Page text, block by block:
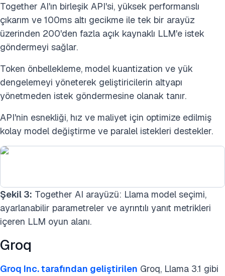
Together AI'ın birleşik API'si, yüksek performanslı
çıkarım ve 100ms altı gecikme ile tek bir arayüz
üzerinden 200'den fazla açık kaynaklı LLM'e istek
göndermeyi sağlar.
Token önbellekleme, model kuantization ve yük
dengelemeyi yöneterek geliştiricilerin altyapı
yönetmeden istek göndermesine olanak tanır.
API'nin esnekliği, hız ve maliyet için optimize edilmiş
kolay model değiştirme ve paralel istekleri destekler.
Şekil 3: Together AI arayüzü: Llama model seçimi,
ayarlanabilir parametreler ve ayrıntılı yanıt metrikleri
içeren LLM oyun alanı.
Groq
Groq Inc. tarafından geliştirilen Groq, Llama 3.1 gibi